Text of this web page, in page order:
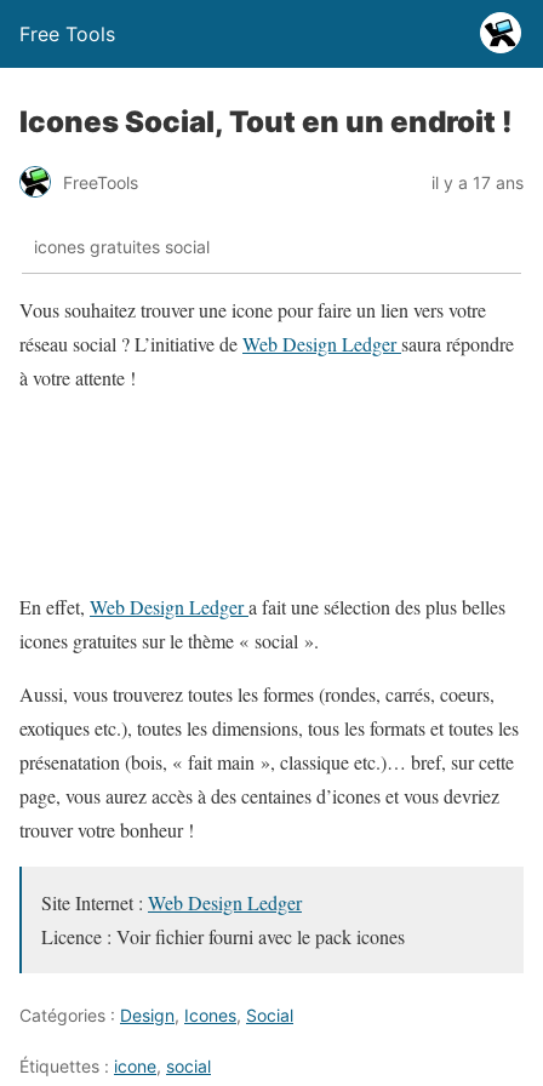
Free Tools
Icones Social, Tout en un endroit !
FreeTools il y a 17 ans
icones gratuites social
Vous souhaitez trouver une icone pour faire un lien vers votre
réseau social ? L’initiative deWeb Design Ledgersaura répondre
à votre attente !
En effet, Web Design Ledgera fait une sélection des plus belles
icones gratuites sur le thème « social ».
Aussi, vous trouverez toutes les formes (rondes, carrés, coeurs,
exotiques etc.), toutes les dimensions, tous les formats et toutes les
présenatation (bois, « fait main », classique etc.)… bref, sur cette
page, vous aurez accès à des centaines d’icones et vous devriez
trouver votre bonheur !
Site Internet : Web Design Ledger
Licence : Voir fichier fourni avec le pack icones
Catégories : Design, Icones, Social
Étiquettes : icone, social